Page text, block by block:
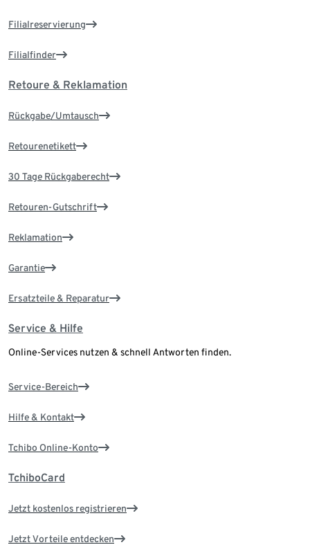
Filialreservierung
Filialfinder
Retoure & Reklamation
Rückgabe/Umtausch
Retourenetikett
30 Tage Rückgaberecht
Retouren-Gutschrift
Reklamation
Garantie
Ersatzteile & Reparatur
Service & Hilfe
Online-Services nutzen & schnell Antworten finden.
Service-Bereich
Hilfe & Kontakt
Tchibo Online-Konto
TchiboCard
Jetzt kostenlos registrieren
Jetzt Vorteile entdecken